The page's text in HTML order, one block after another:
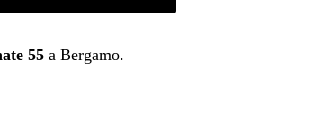
55 a Bergamo.